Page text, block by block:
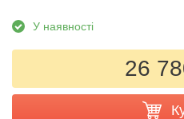
У наявності
26